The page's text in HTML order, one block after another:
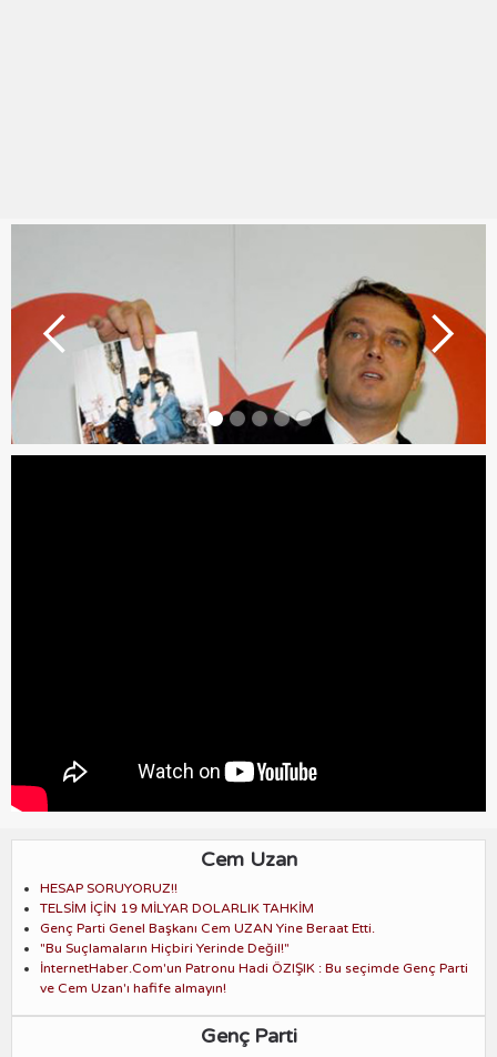
Cem Uzan
HESAP SORUYORUZ!!
TELSİM İÇİN 19 MİLYAR DOLARLIK TAHKİM
Genç Parti Genel Başkanı Cem UZAN Yine Beraat Etti.
"Bu Suçlamaların Hiçbiri Yerinde Değil!"
İnternetHaber.Com'un Patronu Hadi ÖZIŞIK : Bu seçimde Genç Parti
ve Cem Uzan'ı hafife almayın!
Genç Parti